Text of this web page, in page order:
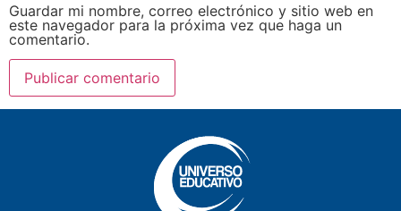
Guardar mi nombre, correo electrónico y sitio web en
este navegador para la próxima vez que haga un
comentario.